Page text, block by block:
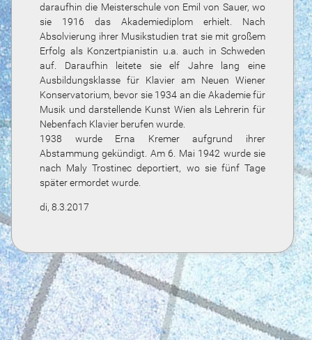
daraufhin die Meisterschule von Emil von Sauer, wo
sie 1916 das Akademiediplom erhielt. Nach
Absolvierung ihrer Musikstudien trat sie mit großem
Erfolg als Konzertpianistin u.a. auch in Schweden
auf. Daraufhin leitete sie elf Jahre lang eine
Ausbildungsklasse für Klavier am Neuen Wiener
Konservatorium, bevor sie 1934 an die Akademie für
Musik und darstellende Kunst Wien als Lehrerin für
Nebenfach Klavier berufen wurde.
1938 wurde Erna Kremer aufgrund ihrer
Abstammung gekündigt. Am 6. Mai 1942 wurde sie
nach Maly Trostinec deportiert, wo sie fünf Tage
später ermordet wurde.
di, 8.3.2017